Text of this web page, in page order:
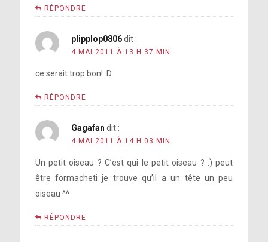
RÉPONDRE
plipplop0806 dit :
4 MAI 2011 À 13 H 37 MIN
ce serait trop bon! :D
RÉPONDRE
Gagafan dit :
4 MAI 2011 À 14 H 03 MIN
Un petit oiseau ? C’est qui le petit oiseau ? :) peut
être formacheti je trouve qu’il a un tête un peu
oiseau ^^
RÉPONDRE